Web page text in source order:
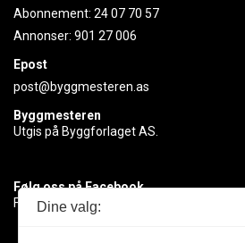
Abonnement: 24 07 70 57
Annonser: 901 27 006
Epost
post@byggmesteren.as
Byggmesteren
Utgis på Byggforlaget AS.
Følg oss på Facebook
Få med deg det siste innen byggebransjen
Dine valg: